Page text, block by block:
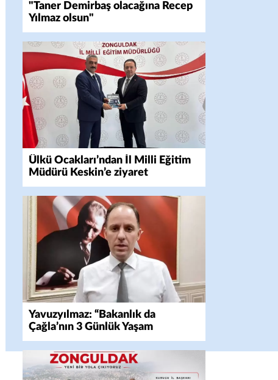
"Taner Demirbaş olacağına Recep
Yılmaz olsun"
Ülkü Ocakları’ndan İl Milli Eğitim
Müdürü Keskin’e ziyaret
Yavuzyılmaz: “Bakanlık da
Çağla’nın 3 Günlük Yaşam
Mücadelesini Yok Saydı!”